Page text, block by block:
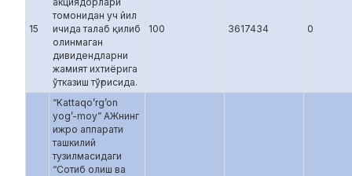
15
томонидан уч йил
ичида талаб қилиб
олинмаган
дивидендларни
жамият ихтиёрига
ўтказиш тўғрисида.
100 3617434 0
“Kattaqo’rg’on
yog’-moy” АЖнинг
ижро аппарати
ташкилий
тузилмасидаги
“Сотиб олиш ва